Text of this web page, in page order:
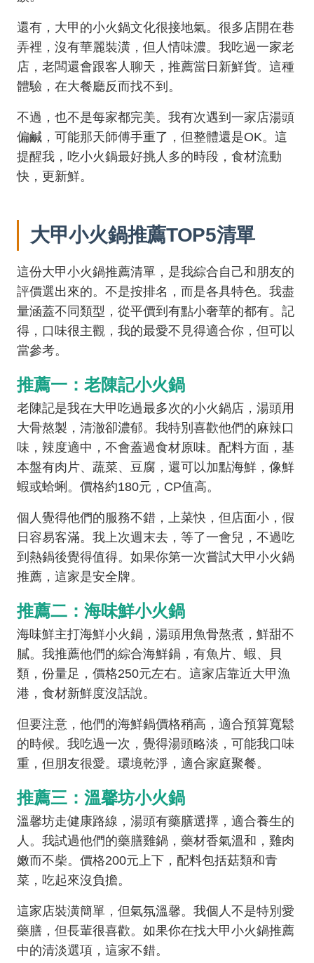
還有，大甲的小火鍋文化很接地氣。很多店開在巷
弄裡，沒有華麗裝潢，但人情味濃。我吃過一家老
店，老闆還會跟客人聊天，推薦當日新鮮貨。這種
體驗，在大餐廳反而找不到。
不過，也不是每家都完美。我有次遇到一家店湯頭
偏鹹，可能那天師傅手重了，但整體還是OK。這
提醒我，吃小火鍋最好挑人多的時段，食材流動
快，更新鮮。
大甲小火鍋推薦TOP5清單
這份大甲小火鍋推薦清單，是我綜合自己和朋友的
評價選出來的。不是按排名，而是各具特色。我盡
量涵蓋不同類型，從平價到有點小奢華的都有。記
得，口味很主觀，我的最愛不見得適合你，但可以
當參考。
推薦一：老陳記小火鍋
老陳記是我在大甲吃過最多次的小火鍋店，湯頭用
大骨熬製，清澈卻濃郁。我特別喜歡他們的麻辣口
味，辣度適中，不會蓋過食材原味。配料方面，基
本盤有肉片、蔬菜、豆腐，還可以加點海鮮，像鮮
蝦或蛤蜊。價格約180元，CP值高。
個人覺得他們的服務不錯，上菜快，但店面小，假
日容易客滿。我上次週末去，等了一會兒，不過吃
到熱鍋後覺得值得。如果你第一次嘗試大甲小火鍋
推薦，這家是安全牌。
推薦二：海味鮮小火鍋
海味鮮主打海鮮小火鍋，湯頭用魚骨熬煮，鮮甜不
膩。我推薦他們的綜合海鮮鍋，有魚片、蝦、貝
類，份量足，價格250元左右。這家店靠近大甲漁
港，食材新鮮度沒話說。
但要注意，他們的海鮮鍋價格稍高，適合預算寬鬆
的時候。我吃過一次，覺得湯頭略淡，可能我口味
重，但朋友很愛。環境乾淨，適合家庭聚餐。
推薦三：溫馨坊小火鍋
溫馨坊走健康路線，湯頭有藥膳選擇，適合養生的
人。我試過他們的藥膳雞鍋，藥材香氣溫和，雞肉
嫩而不柴。價格200元上下，配料包括菇類和青
菜，吃起來沒負擔。
這家店裝潢簡單，但氣氛溫馨。我個人不是特別愛
藥膳，但長輩很喜歡。如果你在找大甲小火鍋推薦
中的清淡選項，這家不錯。